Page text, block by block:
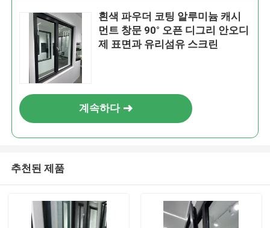
흰색 파우더 코팅 알루미늄 캐시
먼트 창문 90° 오픈 디그리 안오디
제 표면과 유리섬유 스크린
계속하다
추천된 제품